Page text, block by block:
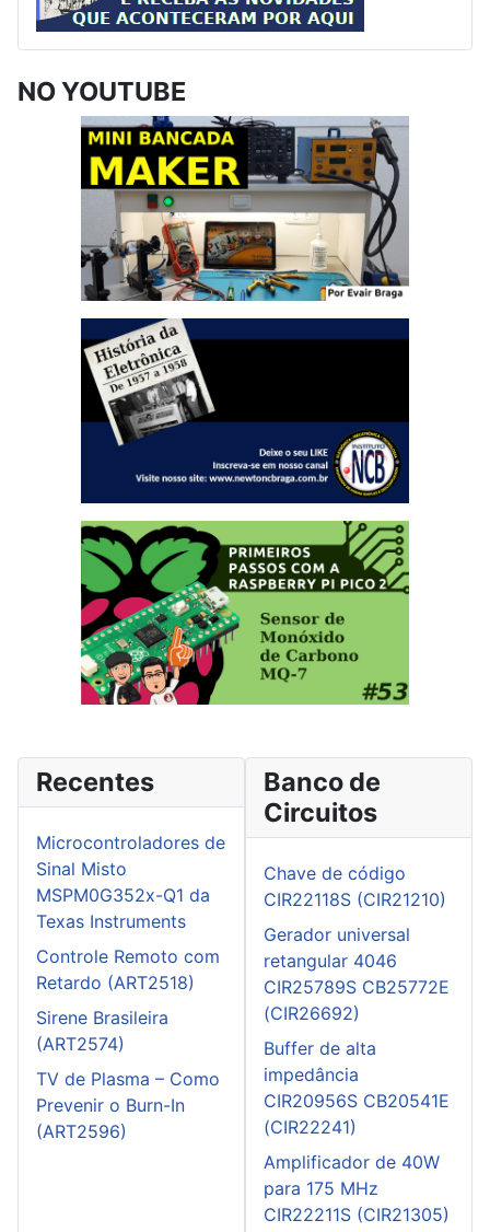
NO YOUTUBE
Recentes
Microcontroladores de
Sinal Misto
MSPM0G352x-Q1 da
Texas Instruments
Controle Remoto com
Retardo (ART2518)
Sirene Brasileira
(ART2574)
TV de Plasma – Como
Prevenir o Burn-In
(ART2596)
Banco de
Circuitos
Chave de código
CIR22118S (CIR21210)
Gerador universal
retangular 4046
CIR25789S CB25772E
(CIR26692)
Buffer de alta
impedância
CIR20956S CB20541E
(CIR22241)
Amplificador de 40W
para 175 MHz
CIR22211S (CIR21305)